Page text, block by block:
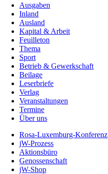
Ausgaben
Inland
Ausland
Kapital & Arbeit
Feuilleton
Thema
Sport
Betrieb & Gewerkschaft
Beilage
Leserbriefe
Verlag
Veranstaltungen
Termine
Über uns
Rosa-Luxemburg-Konferenz
jW-Prozess
Aktionsbüro
Genossenschaft
jW-Shop